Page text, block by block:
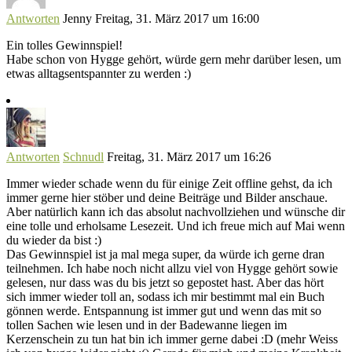
Antworten Jenny Freitag, 31. März 2017 um 16:00
Ein tolles Gewinnspiel!
Habe schon von Hygge gehört, würde gern mehr darüber lesen, um
etwas alltagsentspannter zu werden :)
Antworten Schnudl Freitag, 31. März 2017 um 16:26
Immer wieder schade wenn du für einige Zeit offline gehst, da ich
immer gerne hier stöber und deine Beiträge und Bilder anschaue.
Aber natürlich kann ich das absolut nachvollziehen und wünsche dir
eine tolle und erholsame Lesezeit. Und ich freue mich auf Mai wenn
du wieder da bist :)
Das Gewinnspiel ist ja mal mega super, da würde ich gerne dran
teilnehmen. Ich habe noch nicht allzu viel von Hygge gehört sowie
gelesen, nur dass was du bis jetzt so gepostet hast. Aber das hört
sich immer wieder toll an, sodass ich mir bestimmt mal ein Buch
gönnen werde. Entspannung ist immer gut und wenn das mit so
tollen Sachen wie lesen und in der Badewanne liegen im
Kerzenschein zu tun hat bin ich immer gerne dabei :D (mehr Weiss